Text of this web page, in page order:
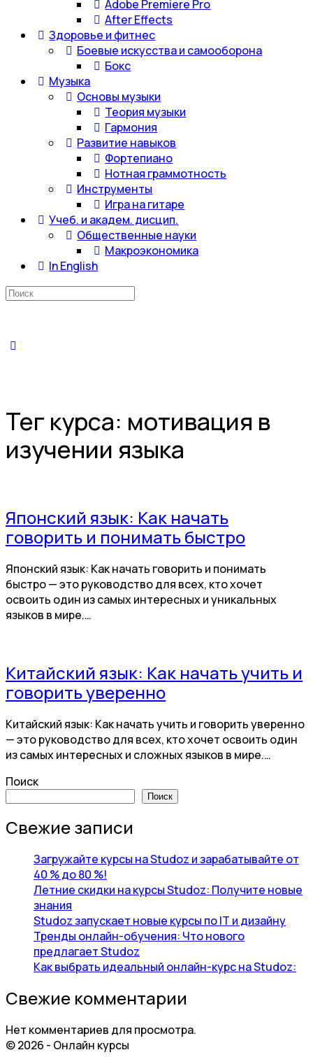
Adobe Premiere Pro
After Effects
Здоровье и фитнес
Боевые искусства и самооборона
Бокс
Музыка
Основы музыки
Теория музыки
Гармония
Развитие навыков
Фортепиано
Нотная граммотность
Инструменты
Игра на гитаре
Учеб. и академ. дисцип.
Общественные науки
Макроэкономика
In English
Искать:
Тег курса: мотивация в
изучении языка
Японский язык: Как начать
говорить и понимать быстро
Японский язык: Как начать говорить и понимать
быстро — это руководство для всех, кто хочет
освоить один из самых интересных и уникальных
языков в мире.…
Китайский язык: Как начать учить и
говорить уверенно
Китайский язык: Как начать учить и говорить уверенно
— это руководство для всех, кто хочет освоить один
из самых интересных и сложных языков в мире.…
Поиск
Поиск
Свежие записи
Загружайте курсы на Studoz и зарабатывайте от
40 % до 80 %!
Летние скидки на курсы Studoz: Получите новые
знания
Studoz запускает новые курсы по IT и дизайну
Тренды онлайн-обучения: Что нового
предлагает Studoz
Как выбрать идеальный онлайн-курс на Studoz:
Свежие комментарии
Нет комментариев для просмотра.
© 2026 - Онлайн курсы